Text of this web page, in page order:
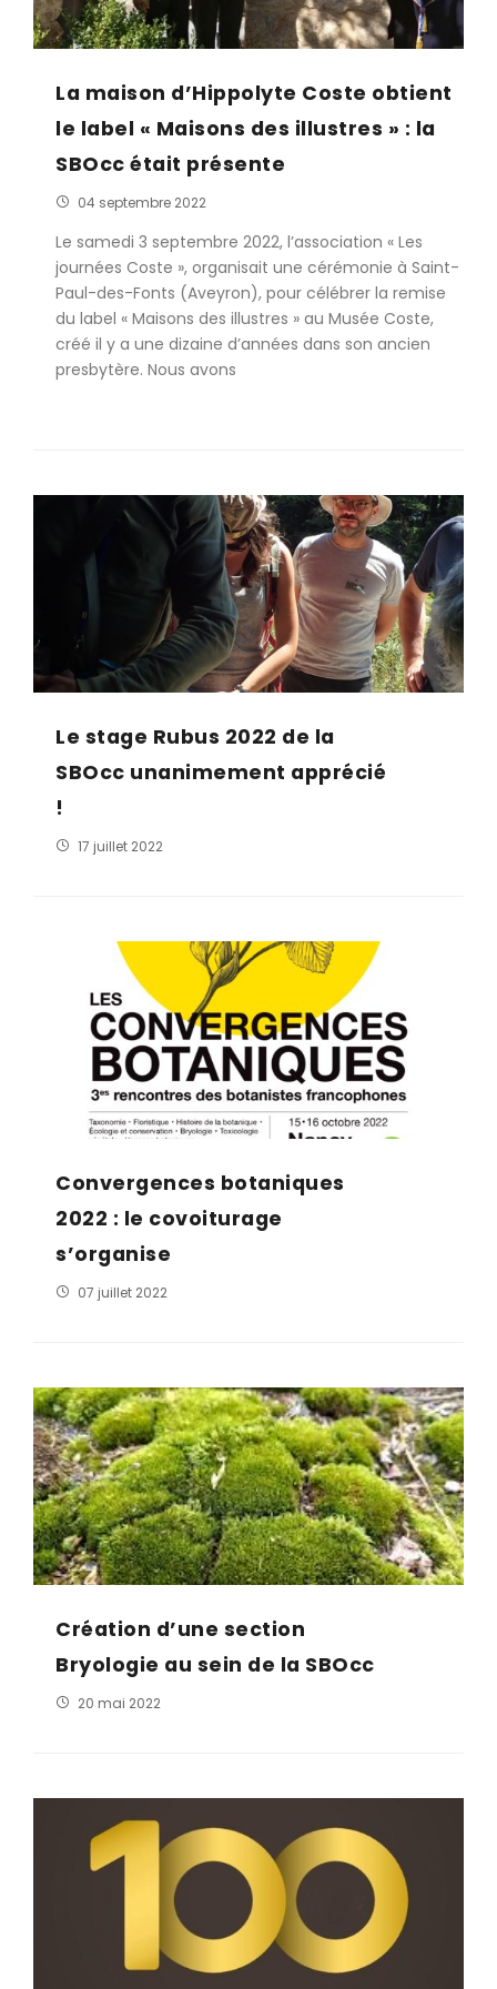
La maison d’Hippolyte Coste obtient
le label « Maisons des illustres » : la
SBOcc était présente
04 septembre 2022
Le samedi 3 septembre 2022, l’association « Les
journées Coste », organisait une cérémonie à Saint-
Paul-des-Fonts (Aveyron), pour célébrer la remise
du label « Maisons des illustres » au Musée Coste,
créé il y a une dizaine d’années dans son ancien
presbytère. Nous avons
Le stage Rubus 2022 de la
SBOcc unanimement apprécié
!
17 juillet 2022
Convergences botaniques
2022 : le covoiturage
s’organise
07 juillet 2022
Création d’une section
Bryologie au sein de la SBOcc
20 mai 2022